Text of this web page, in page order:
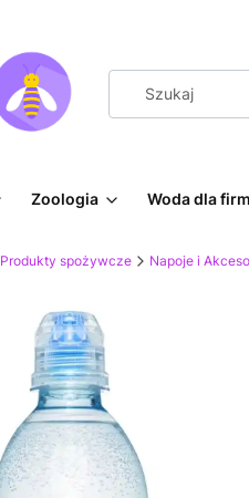
Zoologia Woda dla firm
Produkty spożywcze Napoje i